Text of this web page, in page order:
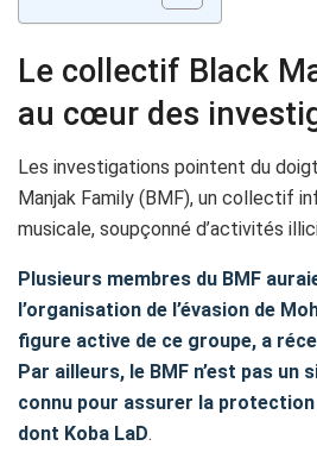
Le collectif Black
au cœur des
Les investigations pointent du
Manjak Family (BMF), un collectif
musicale, soupçonné d’activités
Plusieurs membres du BMF
l’organisation de l’évasion de
figure active de ce groupe, a
Par ailleurs, le BMF n’est pas un
connu pour assurer la
dont Koba LaD.